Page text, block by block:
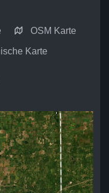
OSM Karte
Karte